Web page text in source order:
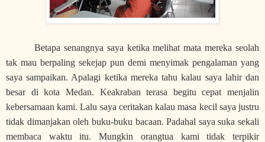
Betapa senangnya saya ketika melihat mata mereka seolah
tak mau berpaling sekejap pun demi menyimak pengalaman yang
saya sampaikan. Apalagi ketika mereka tahu kalau saya lahir dan
besar di kota Medan. Keakraban terasa begitu cepat menjalin
kebersamaan kami. Lalu saya ceritakan kalau masa kecil saya justru
tidak dimanjakan oleh buku-buku bacaan. Padahal saya suka sekali
membaca waktu itu. Mungkin orangtua kami tidak terpikir